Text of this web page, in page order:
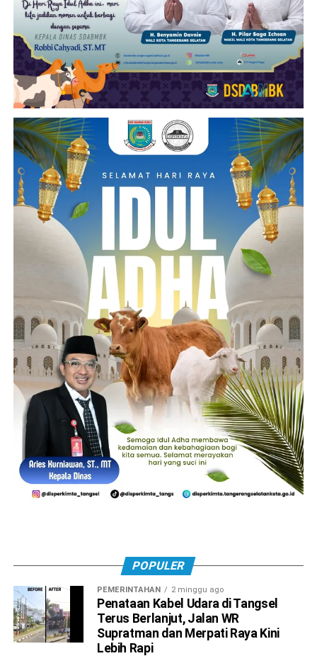
POPULER
PEMERINTAHAN 2 minggu ago
Penataan Kabel Udara di Tangsel
Terus Berlanjut, Jalan WR
Supratman dan Merpati Raya Kini
Lebih Rapi